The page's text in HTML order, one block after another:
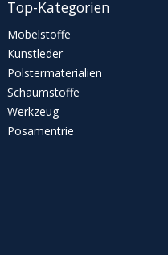
Top-Kategorien
Möbelstoffe
Kunstleder
Polstermaterialien
Schaumstoffe
Werkzeug
Posamentrie